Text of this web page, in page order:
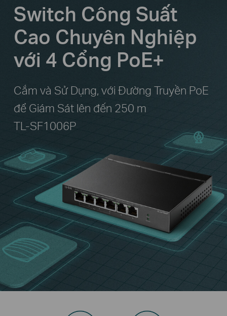
Switch Công Suất
Cao Chuyên Nghiệp
với 4 Cổng PoE+
Cắm và Sử Dụng, với Đường Truyền PoE
để Giám Sát lên đến 250 m
TL-SF1006P